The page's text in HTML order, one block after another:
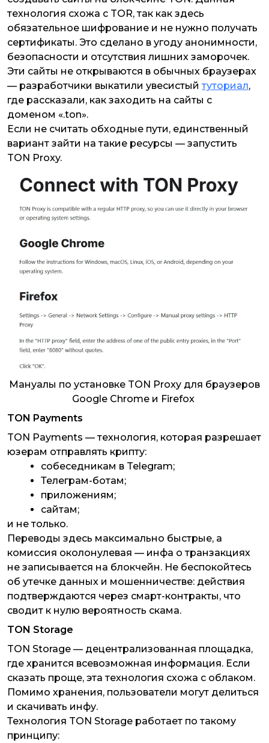
технология схожа с TOR, так как здесь
обязательное шифрование и не нужно получать
сертификаты. Это сделано в угоду анонимности,
безопасности и отсутствия лишних заморочек.
Эти сайты не открываются в обычных браузерах
— разработчики выкатили увесистый туториал,
где рассказали, как заходить на сайты с
доменом «.ton».
Если не считать обходные пути, единственный
вариант зайти на такие ресурсы — запустить
TON Proxy.
Мануалы по установке TON Proxy для браузеров
Google Chrome и Firefox
TON Payments
TON Payments — технология, которая разрешает
юзерам отправлять крипту:
собеседникам в Telegram;
Телеграм-ботам;
приложениям;
сайтам;
и не только.
Переводы здесь максимально быстрые, а
комиссия околонулевая — инфа о транзакциях
не записывается на блокчейн. Не беспокойтесь
об утечке данных и мошенничестве: действия
подтверждаются через смарт-контракты, что
сводит к нулю вероятность скама.
TON Storage
TON Storage — децентрализованная площадка,
где хранится всевозможная информация. Если
сказать проще, эта технология схожа с облаком.
Помимо хранения, пользователи могут делиться
и скачивать инфу.
Технология TON Storage работает по такому
принципу: